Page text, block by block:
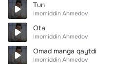
Tun
Imomiddin Ahmedov
Ota
Imomiddin Ahmedov
Omad manga qaytdi
Imomiddin Ahmedov